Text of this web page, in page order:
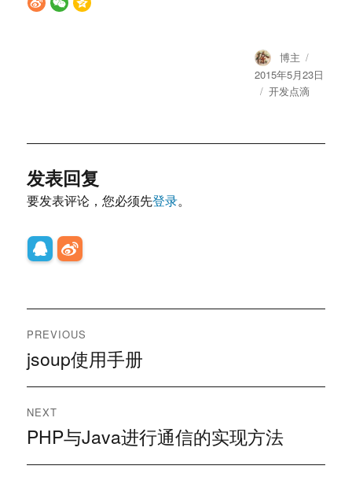
Author
博主
on
2015年5月23日
Categories
开发点滴
发表回复
要发表评论，您必须先登录。
文
章
导
航
PREVIOUS
Previous
post:
jsoup使用手册
NEXT
Next
PHP与Java进行通信的实现方法